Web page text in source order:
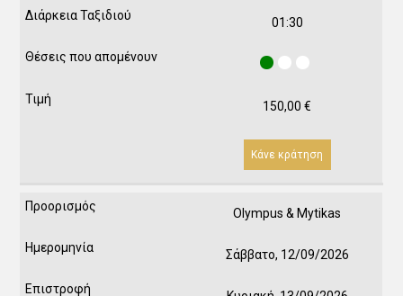
01:30
150,00€
Κάνε κράτηση
Olympus & Mytikas
Σάββατο, 12/09/2026